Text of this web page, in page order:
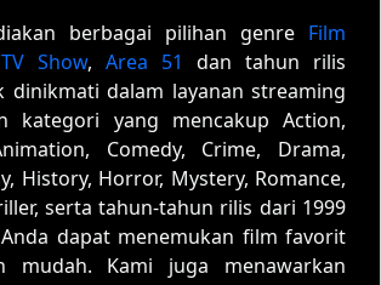
berbagai pilihan genre Film
TV Show, Area 51
dan tahun rilis
dinikmati dalam layanan streaming
kategori yang mencakup Action,
Comedy, Crime, Drama,
History, Horror, Mystery, Romance,
serta tahun-tahun rilis dari 1999
dapat menemukan film favorit
mudah. Kami juga menawarkan